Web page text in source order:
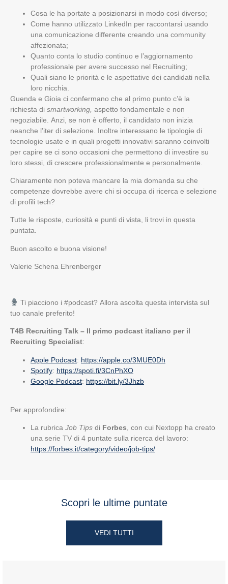
Cosa le ha portate a posizionarsi in modo così diverso;
Come hanno utilizzato LinkedIn per raccontarsi usando
una comunicazione differente creando una community
affezionata;
Quanto conta lo studio continuo e l’aggiornamento
professionale per avere successo nel Recruiting;
Quali siano le priorità e le aspettative dei candidati nella
loro nicchia.
Guenda e Gioia ci confermano che al primo punto c’è la
richiesta di smartworking, aspetto fondamentale e non
negoziabile. Anzi, se non è offerto, il candidato non inizia
neanche l’iter di selezione. Inoltre interessano le tipologie di
tecnologie usate e in quali progetti innovativi saranno coinvolti
per capire se ci sono occasioni che permettono di investire su
loro stessi, di crescere professionalmente e personalmente.
Chiaramente non poteva mancare la mia domanda su che
competenze dovrebbe avere chi si occupa di ricerca e selezione
di profili tech?
Tutte le risposte, curiosità e punti di vista, li trovi in questa
puntata.
Buon ascolto e buona visione!
Valerie Schena Ehrenberger
Ti piacciono i #podcast? Allora ascolta questa intervista sul
tuo canale preferito!
T4B Recruiting Talk – Il primo podcast italiano per il
Recruiting Specialist:
Apple Podcast: https://apple.co/3MUE0Dh
Spotify: https://spoti.fi/3CnPhXO
Google Podcast: https://bit.ly/3Jhzb
Per approfondire:
La rubrica Job Tips di Forbes, con cui Nextopp ha creato
una serie TV di 4 puntate sulla ricerca del lavoro:
https://forbes.it/category/video/job-tips/
Scopri le ultime puntate
VEDI TUTTI